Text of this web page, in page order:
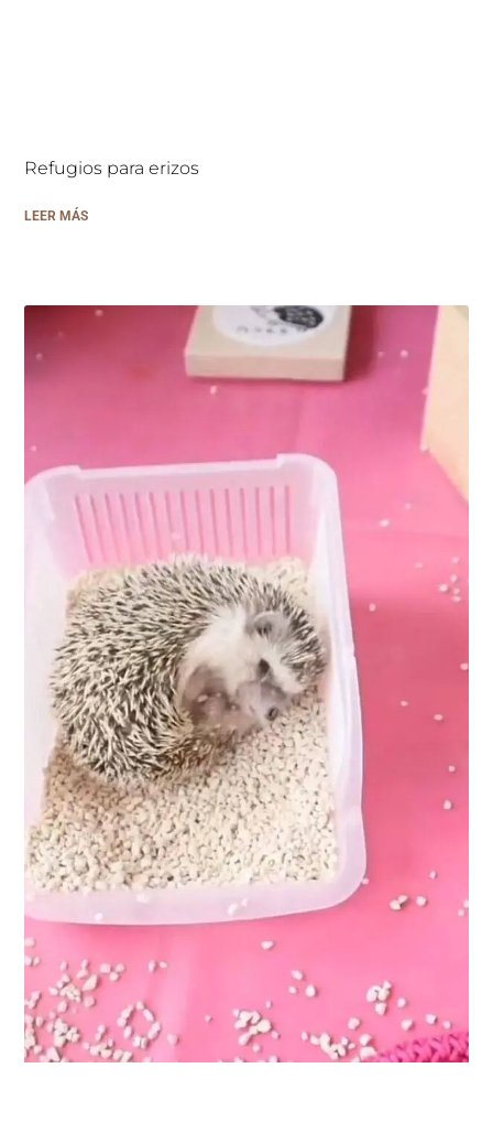
Refugios para erizos
LEER MÁS